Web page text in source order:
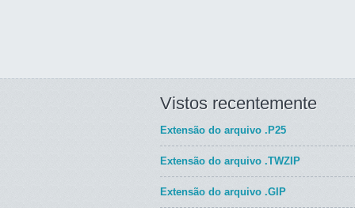
Vistos recentemente
Extensão do arquivo .P25
Extensão do arquivo .TWZIP
Extensão do arquivo .GIP